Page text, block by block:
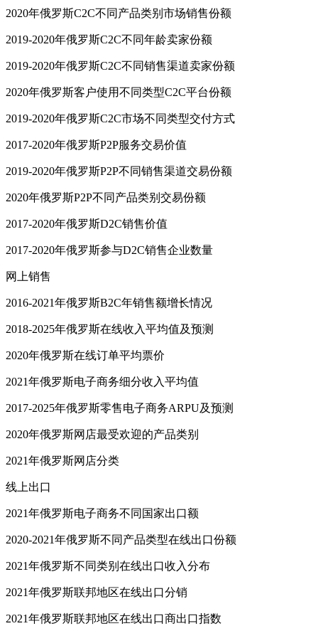
2020年俄罗斯C2C不同产品类别市场销售份额
2019-2020年俄罗斯C2C不同年龄卖家份额
2019-2020年俄罗斯C2C不同销售渠道卖家份额
2020年俄罗斯客户使用不同类型C2C平台份额
2019-2020年俄罗斯C2C市场不同类型交付方式
2017-2020年俄罗斯P2P服务交易价值
2019-2020年俄罗斯P2P不同销售渠道交易份额
2020年俄罗斯P2P不同产品类别交易份额
2017-2020年俄罗斯D2C销售价值
2017-2020年俄罗斯参与D2C销售企业数量
网上销售
2016-2021年俄罗斯B2C年销售额增长情况
2018-2025年俄罗斯在线收入平均值及预测
2020年俄罗斯在线订单平均票价
2021年俄罗斯电子商务细分收入平均值
2017-2025年俄罗斯零售电子商务ARPU及预测
2020年俄罗斯网店最受欢迎的产品类别
2021年俄罗斯网店分类
线上出口
2021年俄罗斯电子商务不同国家出口额
2020-2021年俄罗斯不同产品类型在线出口份额
2021年俄罗斯不同类别在线出口收入分布
2021年俄罗斯联邦地区在线出口分销
2021年俄罗斯联邦地区在线出口商出口指数